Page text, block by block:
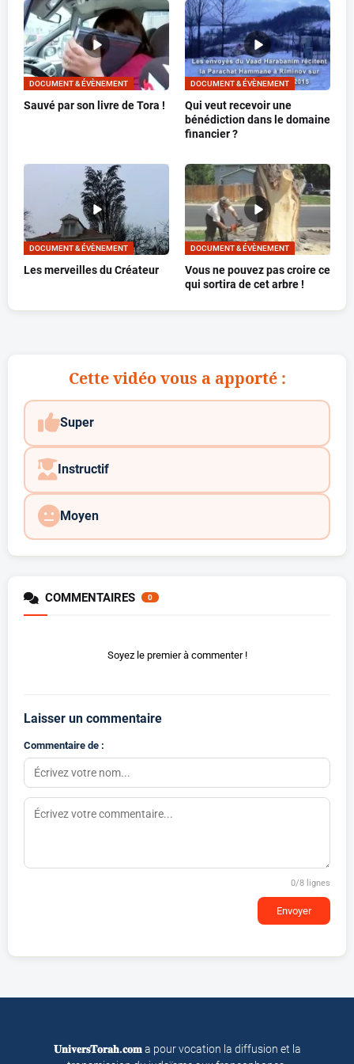
DOCUMENT & ÉVÈNEMENT
Sauvé par son livre de Tora !
DOCUMENT & ÉVÈNEMENT
Qui veut recevoir une
bénédiction dans le domaine
financier ?
DOCUMENT & ÉVÈNEMENT
Les merveilles du Créateur
DOCUMENT & ÉVÈNEMENT
Vous ne pouvez pas croire ce
qui sortira de cet arbre !
Cette vidéo vous a apporté :
Super
Instructif
Moyen
COMMENTAIRES 0
Soyez le premier à commenter !
Laisser un commentaire
Commentaire de :
0/8 lignes
Envoyer
𝐔𝐧𝐢𝐯𝐞𝐫𝐬𝐓𝐨𝐫𝐚𝐡.𝐜𝐨𝐦a pour vocation la diffusion et la